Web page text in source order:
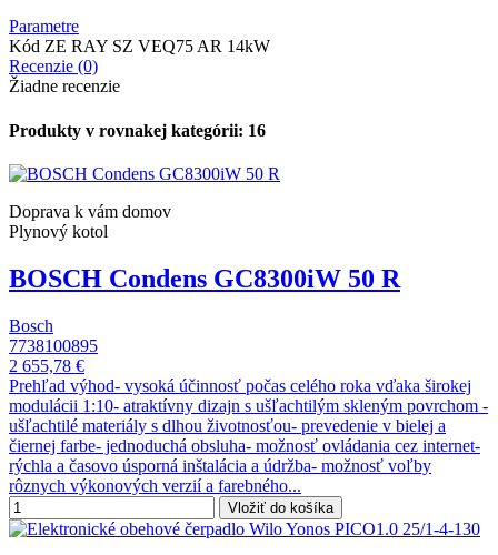
Parametre
Kód ZE RAY SZ VEQ75 AR 14kW
Recenzie (0)
Žiadne recenzie
Produkty v rovnakej kategórii: 16
Doprava k vám domov
Plynový kotol
BOSCH Condens GC8300iW 50 R
Bosch
7738100895
2 655,78 €
Prehľad výhod- vysoká účinnosť počas celého roka vďaka širokej
modulácii 1:10- atraktívny dizajn s ušľachtilým skleným povrchom -
ušľachtilé materiály s dlhou životnosťou- prevedenie v bielej a
čiernej farbe- jednoduchá obsluha- možnosť ovládania cez internet-
rýchla a časovo úsporná inštalácia a údržba- možnosť voľby
rôznych výkonových verzií a farebného...
Vložiť do košíka